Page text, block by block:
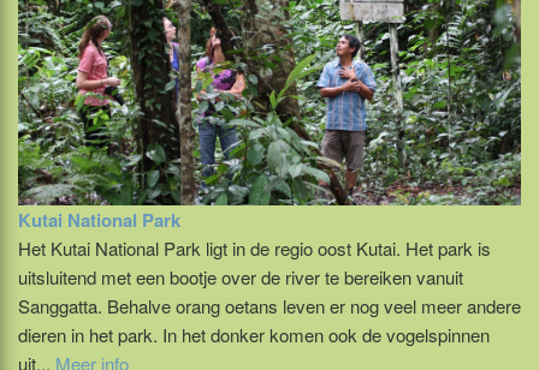
Kutai National Park
Het Kutai National Park ligt in de regio oost Kutai. Het park is
uitsluitend met een bootje over de river te bereiken vanuit
Sanggatta. Behalve orang oetans leven er nog veel meer andere
dieren in het park. In het donker komen ook de vogelspinnen
uit... Meer info